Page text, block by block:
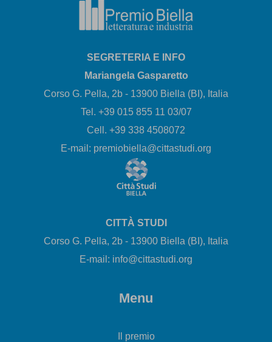
SEGRETERIA E INFO
Mariangela Gasparetto
Corso G. Pella, 2b - 13900 Biella (BI), Italia
Tel. +39 015 855 11 03/07
Cell. +39 338 4508072
E-mail: premiobiella@cittastudi.org
CITTÀ STUDI
Corso G. Pella, 2b - 13900 Biella (BI), Italia
E-mail: info@cittastudi.org
Menu
Il premio